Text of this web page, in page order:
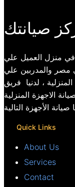
صيانتك
في منزل العميل علي
مصر والمدربين علي
، لدنيا فريق
الاجهزة المنزلية
صيانة الأجهزة التالية
Quick Links
About Us
Services
Contact